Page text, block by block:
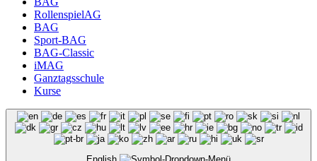
RollenspielAG
BAG
Sport-BAG
BAG-Classic
iMAG
Ganztagsschule
Kurse